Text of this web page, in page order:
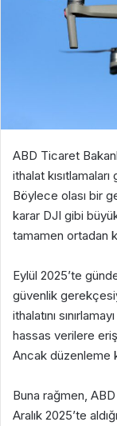
ABD Ticaret
ithalat
Böylece olası bir
karar DJI gibi
tamamen ortadan
Eylül 2025’te
güvenlik
ithalatını
hassas verilere
Ancak düzenleme
Buna rağmen,
Aralık 2025’te